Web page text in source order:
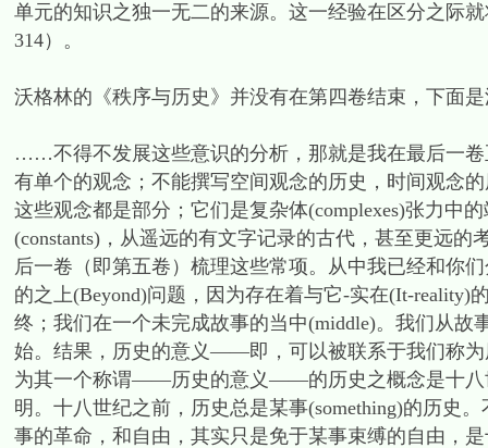
单元的知识之独一无二的来源。这一经验在区分之际
314）。
沃格林的《秩序与历史》并没有在第四卷结束，下面
……不得不发展这些意识的分析，那就是我在最后一
有单个的观念；不能撰写空间观念的历史，时间观念
这些观念都是部分；它们是复杂体(complexes)张力中
(constants)，从遥远的有文字记录的古代，甚至更远
后一卷（即第五卷）梳理这些常项。从中我已经和你
的之上(Beyond)问题，因为存在着与它-实在(It-reality)
终；我们在一个未完成故事的当中(middle)。我们从
始。结果，历史的意义——即，可以被联系于我们称
为其一个称谓——历史的意义——的历史之概念是十八
明。十八世纪之前，历史总是某事(something)的历史
事的革命，和自由，其实只是免于某事束缚的自由，